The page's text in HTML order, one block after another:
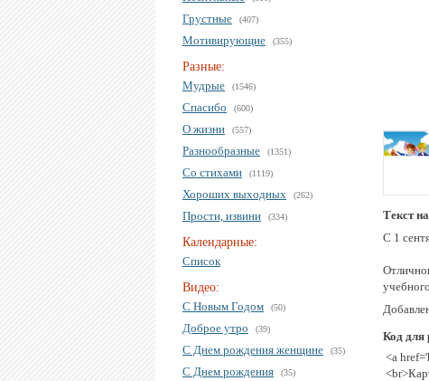
Грустные (407)
Мотивирующие (355)
Разные:
Мудрые
(1546)
Спасибо (600)
О жизни (557)
Разнообразные (1351)
Со стихами (1119)
Хороших выходных (262)
Прости, извини (334)
Календарные:
Список
Видео:
С Новым Годом
(50)
Доброе утро (39)
С Днем рождения женщине (35)
С Днем рождения (35)
Текст
С 1
Код для
<a